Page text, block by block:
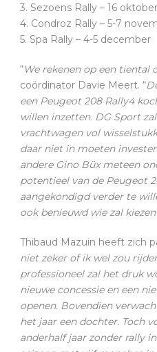
3. Sezoens Rally – 16 oktober
4. Condroz Rally – 5-7
5. Spa Rally – 4-5 december
“We rekenen op een tiental
coördinator Davie Meert. “
een Peugeot 208 Rally4
willen inzetten. DG Sport
vrachtwagen vol
daar niet in moeten
andere Gino Büx meteen
potentieel van de Peugeot
aangekondigd verder te
ook benieuwd wie zal
Thibaud Mazuin heeft zich
niet zeker of ik wel zou
professioneel zal het druk
nieuwe concessie en een
openen. Bovendien
het jaar een dochter. Toch
anderhalf jaar zonder rally